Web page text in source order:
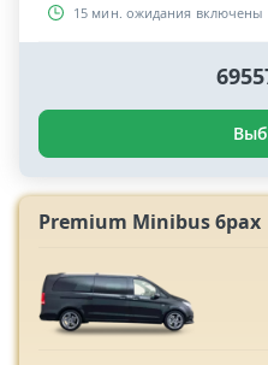
15 мин. ожидания включены
Premium Minibus 6pax